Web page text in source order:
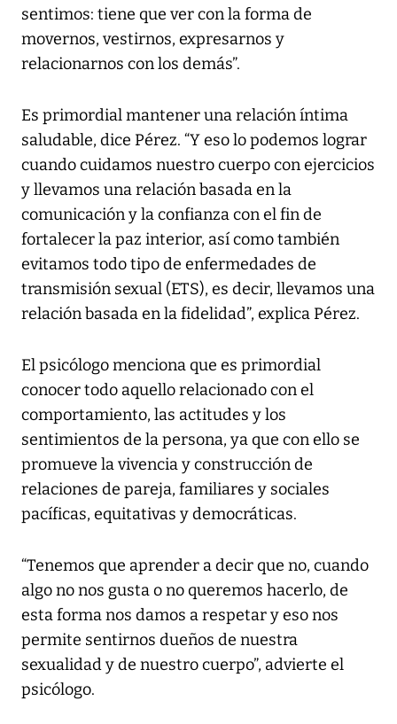
sentimos: tiene que ver con la forma de
movernos, vestirnos, expresarnos y
relacionarnos con los demás”.
Es primordial mantener una relación íntima
saludable, dice Pérez. “Y eso lo podemos lograr
cuando cuidamos nuestro cuerpo con ejercicios
y llevamos una relación basada en la
comunicación y la confianza con el fin de
fortalecer la paz interior, así como también
evitamos todo tipo de enfermedades de
transmisión sexual (ETS), es decir, llevamos una
relación basada en la fidelidad”, explica Pérez.
El psicólogo menciona que es primordial
conocer todo aquello relacionado con el
comportamiento, las actitudes y los
sentimientos de la persona, ya que con ello se
promueve la vivencia y construcción de
relaciones de pareja, familiares y sociales
pacíficas, equitativas y democráticas.
“Tenemos que aprender a decir que no, cuando
algo no nos gusta o no queremos hacerlo, de
esta forma nos damos a respetar y eso nos
permite sentirnos dueños de nuestra
sexualidad y de nuestro cuerpo”, advierte el
psicólogo.